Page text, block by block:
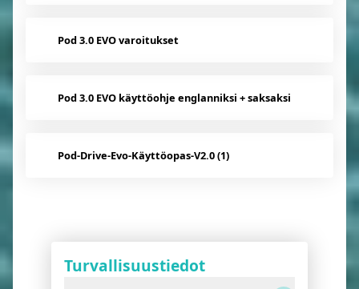
Pod 3.0 EVO varoitukset
Pod 3.0 EVO käyttöohje englanniksi + saksaksi
Pod-Drive-Evo-Käyttöopas-V2.0 (1)
Turvallisuustiedot